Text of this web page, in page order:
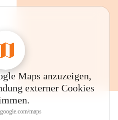
Maps anzuzeigen,
externer Cookies
maps